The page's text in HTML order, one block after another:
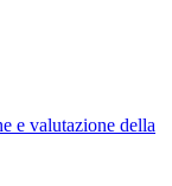
e valutazione della